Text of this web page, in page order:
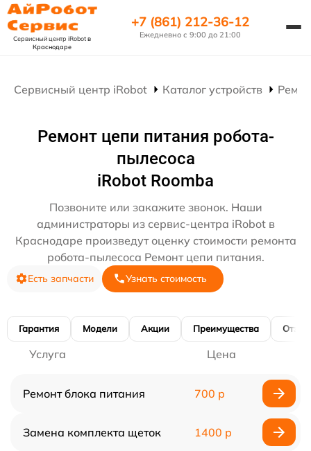
Сервисный центр iRobotв
Краснодаре
+7 (861) 212-36-12
Ежедневно с 9:00 до 21:00
Сервисный центр iRobot Каталог устройств
Ремонт цепи питания робота-
пылесоса
iRobot Roomba
Позвоните или закажите звонок. Наши
администраторы из сервис-центра iRobot в
Краснодаре произведут оценку стоимости ремонта
робота-пылесоса Ремонт цепи питания.
Есть запчасти Узнать стоимость
Гарантия Модели Акции Преимущества
Услуга Цена
Ремонт блока питания 700 р
Замена комплекта щеток 1400 р